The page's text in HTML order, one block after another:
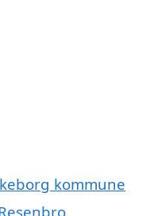
kommune